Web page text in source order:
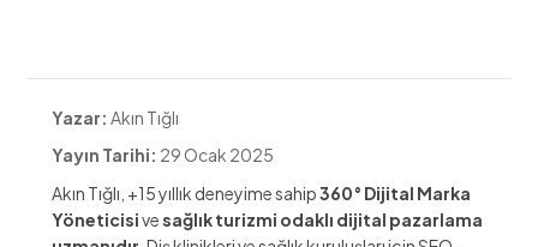
Yazar: Akın Tığlı
Yayın Tarihi: 29 Ocak 2025
Akın Tığlı, +15 yıllık deneyime sahip360° Dijital Marka
Yöneticisivesağlık turizmi odaklı dijital pazarlama